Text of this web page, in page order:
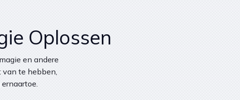
Oplossen
en andere
van te hebben,